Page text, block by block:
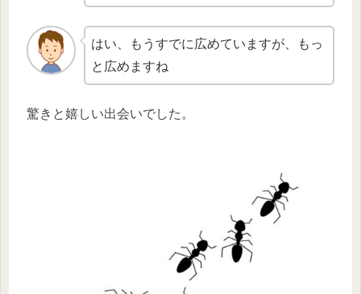
はい、もうすでに広めていますが、もっ
と広めますね
驚きと嬉しい出会いでした。